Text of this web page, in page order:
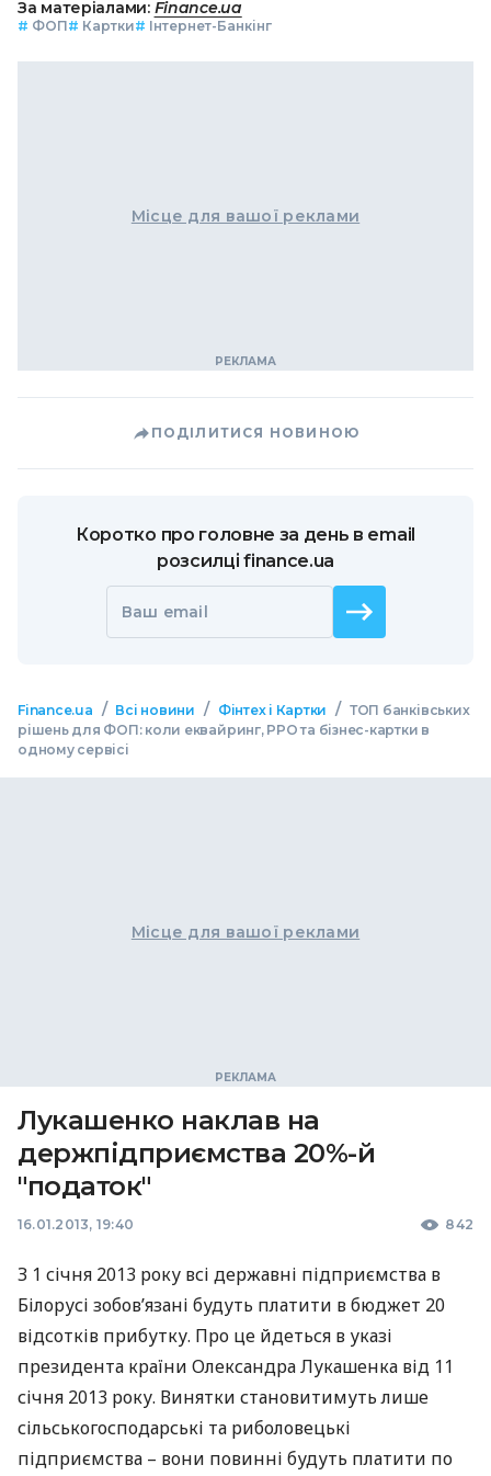
За матеріалами: Finance.ua
# ФОП# Картки# Інтернет-Банкінг
Місце для вашої реклами
ПОДІЛИТИСЯ НОВИНОЮ
Коротко про головне за день в email
розсилці finance.ua
Ваш email
Finance.ua / Всі новини / Фінтех і Картки / ТОП банківських
рішень для ФОП: коли еквайринг, РРО та бізнес-картки в
одному сервісі
Місце для вашої реклами
Лукашенко наклав на
держпідприємства 20%-й
"податок"
16.01.2013, 19:40 842
З 1 січня 2013 року всі державні підприємства в
Білорусі зобов’язані будуть платити в бюджет 20
відсотків прибутку. Про це йдеться в указі
президента країни Олександра Лукашенка від 11
січня 2013 року. Винятки становитимуть лише
сільськогосподарські та риболовецькі
підприємства – вони повинні будуть платити по